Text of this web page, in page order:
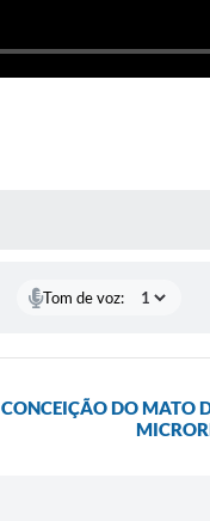
Tom de voz:
CONCEIÇÃO DO MATO